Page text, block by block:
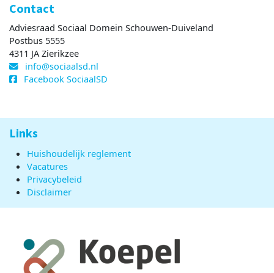
Contact
Adviesraad Sociaal Domein Schouwen-Duiveland
Postbus 5555
4311 JA Zierikzee
info@sociaalsd.nl
Facebook SociaalSD
Links
Huishoudelijk reglement
Vacatures
Privacybeleid
Disclaimer